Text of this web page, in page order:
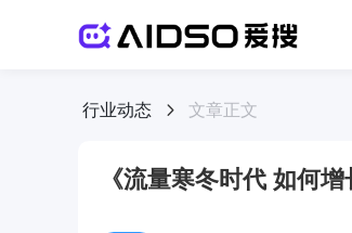
行业动态 文章正文
《流量寒冬时代 如何